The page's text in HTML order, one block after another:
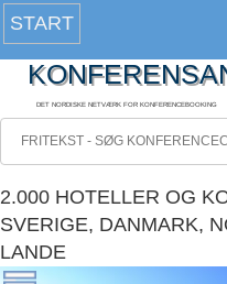
START
DET NORDISKE NETVÆRK FOR KONFERENCEBOOKING
2.000 HOTELLER OG
SVERIGE, DANMARK,
LANDE